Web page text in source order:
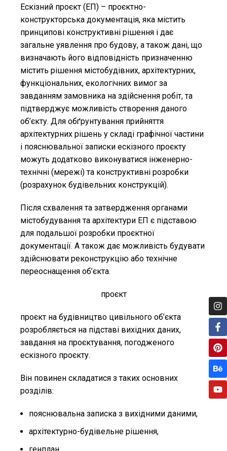
Ескізний проєкт (ЕП) – проєктно-
конструкторська документація, яка містить
принципові конструктивні рішення і дає
загальне уявлення про будову, а також дані, що
визначають його відповідність призначенню
містить рішення містобудівних, архітектурних,
функціональних, екологічних вимог за
завданням замовника на здійснення робіт, та
підтверджує можливість створення даного
об’єкту. Для обґрунтування прийняття
архітектурних рішень у складі графічної частини
і пояснювальної записки ескізного проєкту
можуть додатково виконуватися інженерно-
технічні (мережі) та конструктивні розробки
(розрахунок будівельних конструкцій).
Після схвалення та затвердження органами
містобудування та архітектури ЕП є підставою
для подальшої розробки проєктної
документації. А також дає можливість будувати
здійснювати реконструкцію або технічне
переоснащення об’єкта.
проєкт
проєкт на будівництво цивільного об’єкта
розробляється на підставі вихідних даних,
завдання на проєктування, погодженого
ескізного проєкту.
Він повинен складатися з таких основних
розділів:
пояснювальна записка з вихідними даними,
архітектурно-будівельне рішення,